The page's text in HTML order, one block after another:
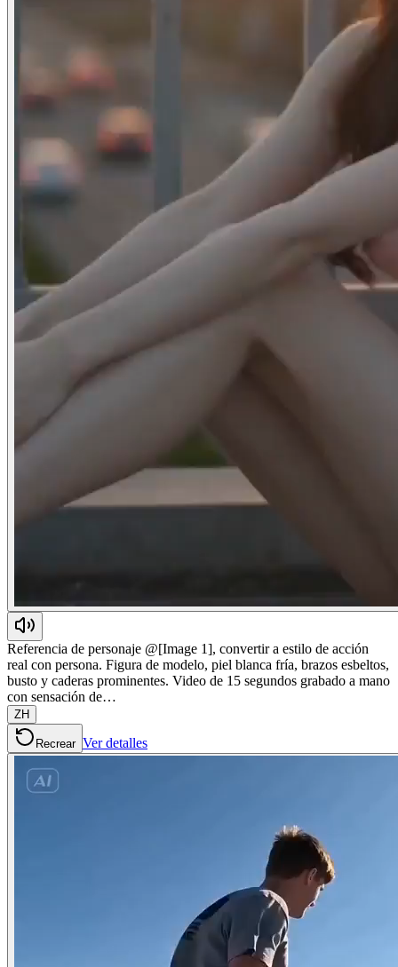
Referencia de personaje @[Image 1], convertir a estilo de acción
real con persona. Figura de modelo, piel blanca fría, brazos esbeltos,
busto y caderas prominentes. Video de 15 segundos grabado a mano
con sensación de…
ZH
Recrear Ver detalles